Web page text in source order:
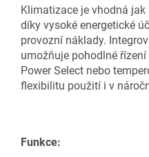
Klimatizace je vhodná
díky vysoké energetické
provozní náklady.
umožňuje pohodlné
Power Select nebo
flexibilitu použití i v
Funkce: